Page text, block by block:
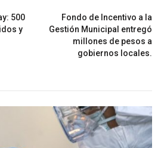
500
y
Fondo de Incentivo a la
Gestión Municipal entregó
millones de pesos a
gobiernos locales.